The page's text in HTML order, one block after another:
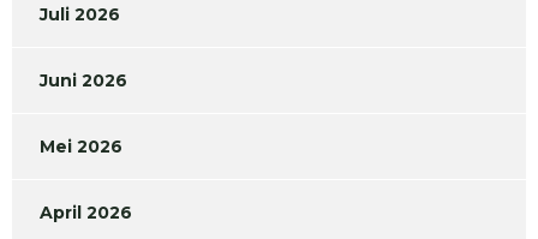
Juli 2026
Juni 2026
Mei 2026
April 2026